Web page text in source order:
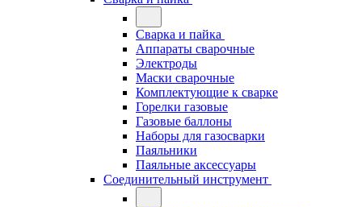
Сварка и пайка
Аппараты сварочные
Электроды
Маски сварочные
Комплектующие к сварке
Горелки газовые
Газовые баллоны
Наборы для газосварки
Паяльники
Паяльные аксессуары
Соединительный инструмент